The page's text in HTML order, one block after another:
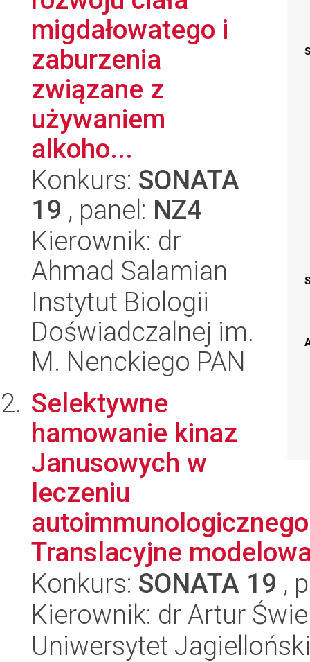
migdałowatego i
zaburzenia
związane z
używaniem
alkoho...
Konkurs: SONATA
19 , panel: NZ4
Kierownik: dr
Ahmad Salamian
Instytut Biologii
Doświadczalnej im.
M. Nenckiego PAN
Selektywne
hamowanie kinaz
Janusowych w
leczeniu
Translacyjne
Konkurs: SONATA 19 ,
Kierownik: dr Artur
Uniwersytet